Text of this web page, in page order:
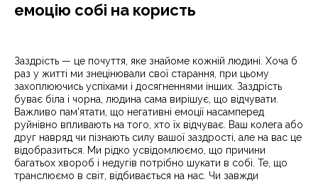
емоцію собі на користь
Заздрість — це почуття, яке знайоме кожній людині. Хоча б
раз у житті ми знецінювали свої старання, при цьому
захоплюючись успіхами і досягненнями інших. Заздрість
буває біла і чорна, людина сама вирішує, що відчувати.
Важливо пам'ятати, що негативні емоції насамперед
руйнівно впливають на того, хто їх відчуває. Ваш колега або
друг навряд чи пізнають силу вашої заздрості, але на вас це
відобразиться. Ми рідко усвідомлюємо, що причини
багатьох хвороб і недугів потрібно шукати в собі. Те, що
транслюємо в світ, відбивається на нас. Чи завжди